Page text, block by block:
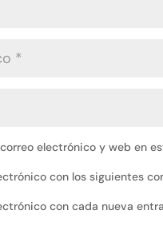
electrónico y web en
con los siguientes
con cada nueva